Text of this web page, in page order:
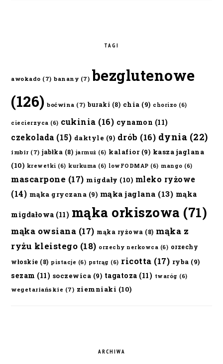
TAGI
awokado (7) banany (7) bezglutenowe
(126) boćwina (7) buraki (8) chia (9) chorizo (6)
ciecierzyca (6) cukinia (16) cynamon (11)
czekolada (15) daktyle (9) drób (16) dynia (22)
imbir (7) jabłka (8) jarmuż (6) kalafior(9) kasza jaglana
(10) krewetki (6) kurkuma (6) lowFODMAP (6) mango (6)
mascarpone (17) migdały (10) mleko ryżowe
(14) mąka gryczana (9) mąka jaglana (13) mąka
migdałowa (11) mąka orkiszowa (71)
mąka owsiana (17) mąka ryżowa (8) mąka z
ryżu kleistego (18) orzechy nerkowca (6) orzechy
włoskie (8) pistacje (6) pstrąg (6) ricotta (17) ryba (9)
sezam (11) soczewica (9) tagatoza (11) twaróg (6)
wegetariańskie (7) ziemniaki (10)
ARCHIWA